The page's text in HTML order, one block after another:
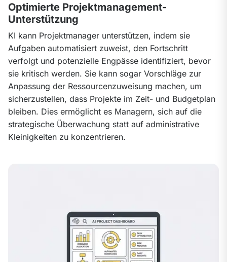
Optimierte Projektmanagement-
Unterstützung
KI kann Projektmanager unterstützen, indem sie
Aufgaben automatisiert zuweist, den Fortschritt
verfolgt und potenzielle Engpässe identifiziert, bevor
sie kritisch werden. Sie kann sogar Vorschläge zur
Anpassung der Ressourcenzuweisung machen, um
sicherzustellen, dass Projekte im Zeit- und Budgetplan
bleiben. Dies ermöglicht es Managern, sich auf die
strategische Überwachung statt auf administrative